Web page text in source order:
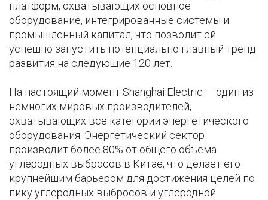
платформ, охватывающих основное
оборудование, интегрированные системы и
промышленный капитал, что позволит ей
успешно запустить потенциально главный тренд
развития на следующие 120 лет.
На настоящий момент Shanghai Electric — один из
немногих мировых производителей,
охватывающих все категории энергетического
оборудования. Энергетический сектор
производит более 80% от общего объема
углеродных выбросов в Китае, что делает его
крупнейшим барьером для достижения целей по
пику углеродных выбросов и углеродной